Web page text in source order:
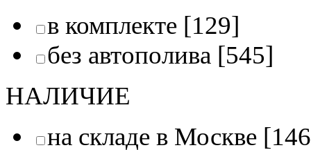
в комплекте [129]
без автополива [545]
НАЛИЧИЕ
на складе в Москве